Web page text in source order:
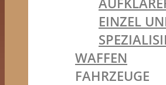
EINZEL
WAFFEN
FAHRZEUGE